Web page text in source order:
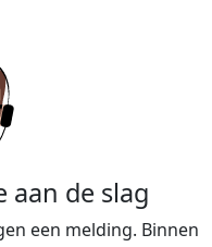
aan de slag
een melding. Binnen